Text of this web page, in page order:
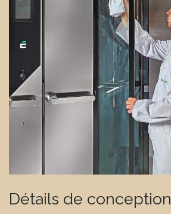
Détails de conception